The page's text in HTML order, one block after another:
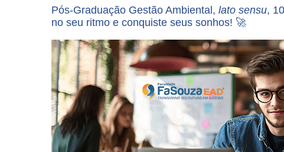
Pós-Graduação Gestão Ambiental,lato sensu,
no seu ritmo e conquiste seus sonhos! 🚀